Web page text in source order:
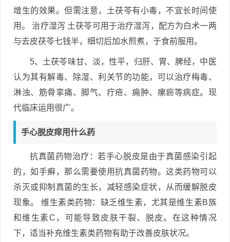
增生的效果。但需注意，土茯苓有小毒，不宜长时间使
用。 治疗湿泻 土茯苓可用于治疗湿泻，配方为白术一两
与去皮茯苓七钱半，细切后加水煎煮，于食前服用。
5、土茯苓味甘、淡，性平，归肝、胃、脾经，中医
认为其有解毒、除湿、利关节的功能，可以治疗梅毒、
淋浊、筋骨挛痛、脚气、疔疮、痈肿、瘰疬等病症。现
代临床运用很广。
手心脱皮痒用什么药
抗真菌药物治疗：若手心脱皮是由于真菌感染引起
的，如手癣，那么需要使用抗真菌药物。这类药物可以
杀灭或抑制真菌的生长，减轻感染症状，从而缓解脱皮
现象。 维生素类药物：缺乏维生素，尤其是维生素B族
和维生素C，可能导致皮肤干裂、脱皮。在这种情况
下，适当补充维生素类药物有助于改善皮肤状况。